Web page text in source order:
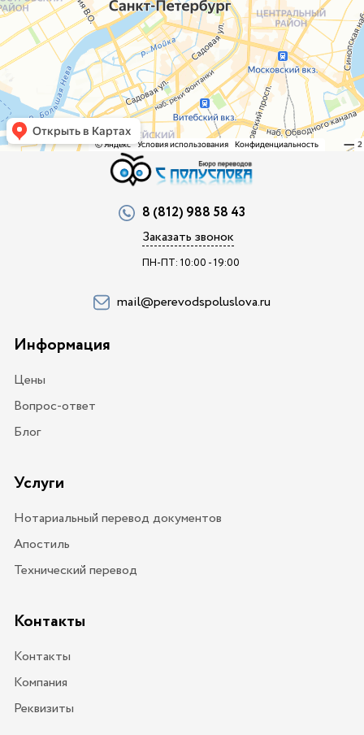
8 (812) 988 58 43
Заказать звонок
ПН-ПТ: 10:00 - 19:00
mail@perevodspoluslova.ru
Информация
Цены
Вопрос-ответ
Блог
Услуги
Нотариальный перевод документов
Апостиль
Технический перевод
Контакты
Контакты
Компания
Реквизиты